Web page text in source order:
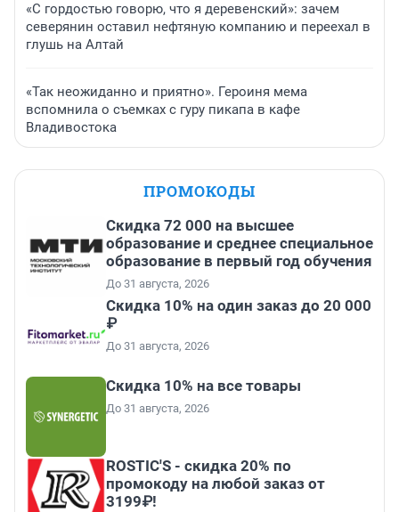
«С гордостью говорю, что я деревенский»: зачем
северянин оставил нефтяную компанию и переехал в
глушь на Алтай
«Так неожиданно и приятно». Героиня мема
вспомнила о съемках с гуру пикапа в кафе
Владивостока
ПРОМОКОДЫ
Скидка 72 000 на высшее
образование и среднее специальное
образование в первый год обучения
До 31 августа, 2026
Скидка 10% на один заказ до 20 000
₽
До 31 августа, 2026
Скидка 10% на все товары
До 31 августа, 2026
ROSTIC'S - скидка 20% по
промокоду на любой заказ от
3199₽!